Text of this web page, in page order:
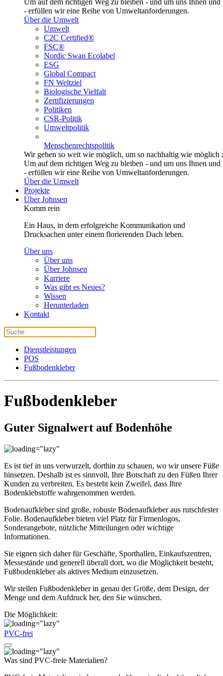
Um auf dem richtigen Weg zu bleiben - und um uns Ihnen
- erfüllen wir eine Reihe von Umweltanforderungen.
Über die Umwelt
Umwelt
C2C Certified®
FSC®
Nordic Swan Ecolabel
ESG
Global Compact
FN Weltziel
Biologische Vielfalt
Zertifizierungen
Politiken
CSR-Politik
Umweltpolitik
Menschenrechtspolitik
Wir gehen so weit wie möglich, um so nachhaltig wie möglich
Um auf dem richtigen Weg zu bleiben - und um uns Ihnen
- erfüllen wir eine Reihe von Umweltanforderungen.
Über die Umwelt
Projekte
Über Johnsen
Komm rein
Ein Haus, in dem erfolgreiche Kommunikation und
Drucksachen unter einem florierenden Dach leben.
Über uns
Über uns
Über Johnsen
Karriere
Was gibt es Neues?
Wissen
Herunterladen
Kontakt
Dienstleistungen
POS
Fußbodenkleber
Fußbodenkleber
Guter Signalwert auf Bodenhöhe
Es ist tief in uns verwurzelt, dorthin zu schauen, wo wir unsere Füße
hinsetzen. Deshalb ist es sinnvoll, Ihre Botschaft zu den Füßen Ihrer
Kunden zu verbreiten. Es besteht kein Zweifel, dass Ihre
Bodenklebstoffe wahrgenommen werden.
Bodenaufkleber sind große, robuste Bodenaufkleber aus rutschfester
Folie. Bodenaufkleber bieten viel Platz für Firmenlogos,
Sonderangebote, nützliche Mitteilungen oder wichtige
Informationen.
Sie eignen sich daher für Geschäfte, Sporthallen, Einkaufszentren,
Messestände und generell überall dort, wo die Möglichkeit besteht,
Fußbodenkleber als aktives Medium einzusetzen.
Wir stellen Fußbodenkleber in genau der Größe, dem Design, der
Menge und dem Aufdruck her, den Sie wünschen.
Die Möglichkeit:
PVC-frei
Was sind PVC-freie Materialien?